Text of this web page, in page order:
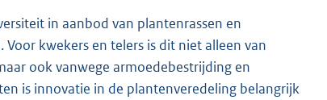
in aanbod van plantenrassen en
kwekers en telers is dit niet alleen van
ook vanwege armoedebestrijding en
is innovatie in de plantenveredeling belangrijk